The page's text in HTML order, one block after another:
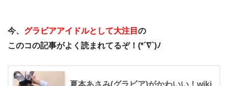
今、 グラビアアイドルとして大注目 の
このコの記事がよく読まれてるぞ！(*´∇`)ﾉ
夏本あさみ(グラビア)がかわいい！wiki